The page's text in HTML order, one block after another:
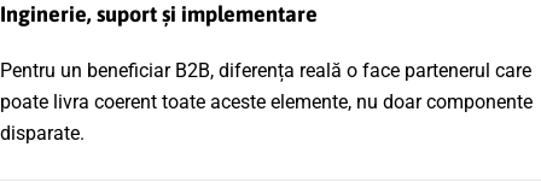
Inginerie, suport și implementare
Pentru un beneficiar B2B, diferența reală o face partenerul care
poate livra coerent toate aceste elemente, nu doar componente
disparate.